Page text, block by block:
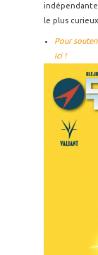
le plus
Pour
ici !